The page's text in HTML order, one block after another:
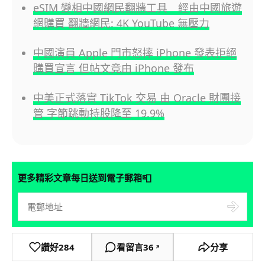
eSIM 變相中國網民翻牆工具 經由中國旅遊
網購買 翻牆網民: 4K YouTube 無壓力
中國演員 Apple 門市怒摔 iPhone 發表拒絕
購買宣言 但帖文竟由 iPhone 發布
中美正式落實 TikTok 交易 由 Oracle 財團接
管 字節跳動持股降至 19.9%
更多精彩文章每日送到電子郵箱📮
讚好284 看留言36 ↗ 分享